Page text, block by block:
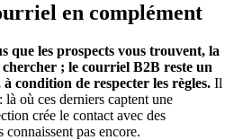
en complément
que les prospects vous trouvent, la
; le courriel B2B reste un
condition de respecter les règles. Il
où ces derniers captent une
crée le contact avec des
pas encore.